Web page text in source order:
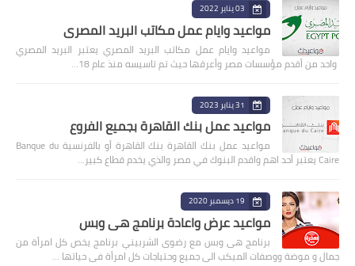
03 يناير 2022
مواعيد وايام عمل مكاتب البريد المصري
مواعيد وايام عمل مكاتب البريد المصري يعتبر البريد المصري
واحد من أقدم مؤسسات مصر وأعرقها حيث تم تاسيسه منذ عام 18…
31 يناير 2023
مواعيد عمل بنك القاهرة بجميع الفروع
مواعيد عمل بنك القاهرة بنك القاهرة أو بالفرنسية Banque du
Caire يعتبر أحد اهم واقدم البنوك في مصر والذي يخدم قطاع كبير…
19 ديسمبر 2020
مواعيد عرض واعادة برنامج هى وبس
برنامج هى وبس مع رضوى الشربيني برنامج يخص كل امرأة من
جمال و موضة ووصفات الميكب الى جميع وحتياجات كل امرأة فى حياتها …